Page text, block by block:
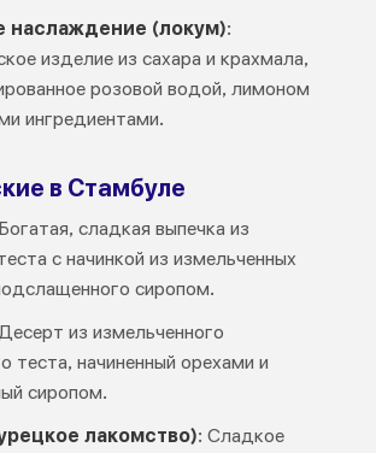
наслаждение (локум):
изделие из сахара и крахмала,
розовой водой, лимоном
ингредиентами.
в Стамбуле
сладкая выпечка из
с начинкой из измельченных
сиропом.
из измельченного
теста, начиненный орехами и
сиропом.
лакомство): Сладкое